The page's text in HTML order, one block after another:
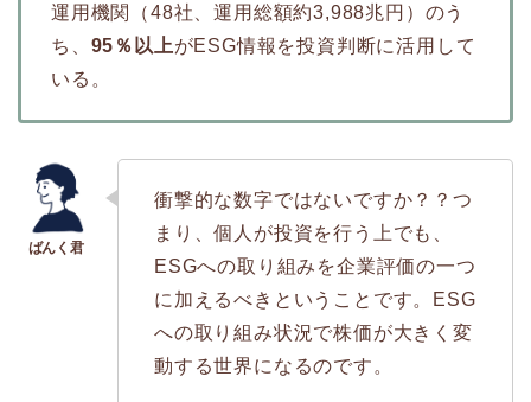
運用機関（48社、運用総額約3,988兆円）のう
ち、 95％以上がESG情報を投資判断に活用して
いる。
衝撃的な数字ではないですか？？つ
まり、個人が投資を行う上でも、
ESGへの取り組みを企業評価の一つ
に加えるべきということです。ESG
への取り組み状況で株価が大きく変
動する世界になるのです。